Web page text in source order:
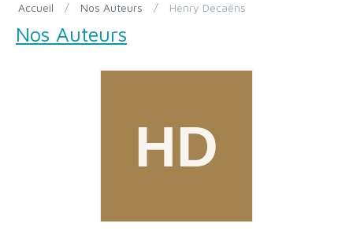
Accueil / Nos Auteurs / Henry Decaëns
Nos Auteurs